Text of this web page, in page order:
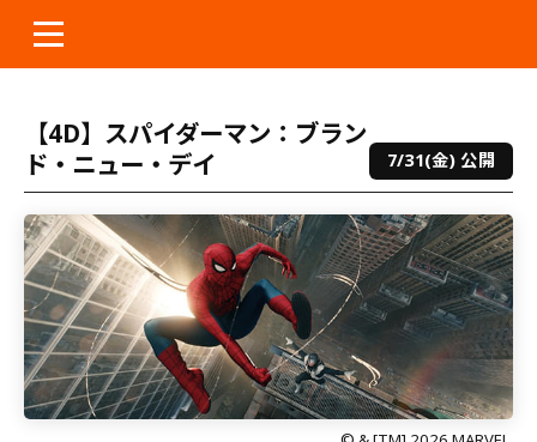
へ
【4D】スパイダーマン：ブラン
ド・ニュー・デイ
7/31(金) 公開